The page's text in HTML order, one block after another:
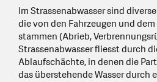
Im Strassenabwasser sind
die von den Fahrzeugen und
stammen (Abrieb,
Strassenabwasser fliesst durch
Ablaufschächte, in denen die
das überstehende Wasser durch